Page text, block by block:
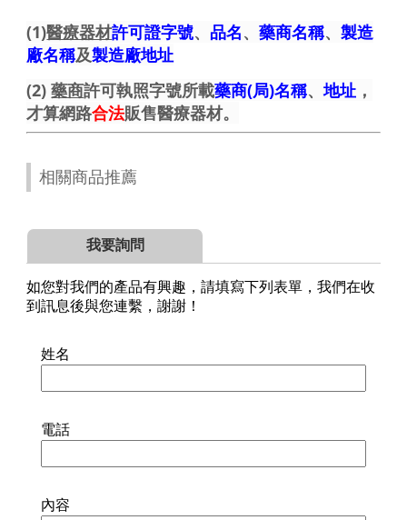
(1)醫療器材許可證字號、 品名、藥商名稱、製造
廠名稱及製造廠地址
(2)藥商許可執照字號所載藥商(局)名稱、地址 ，
才算網路合法販售醫療器材。
相關商品推薦
我要詢問
如您對我們的產品有興趣，請填寫下列表單，我們在收
到訊息後與您連繫，謝謝！
姓名
電話
內容